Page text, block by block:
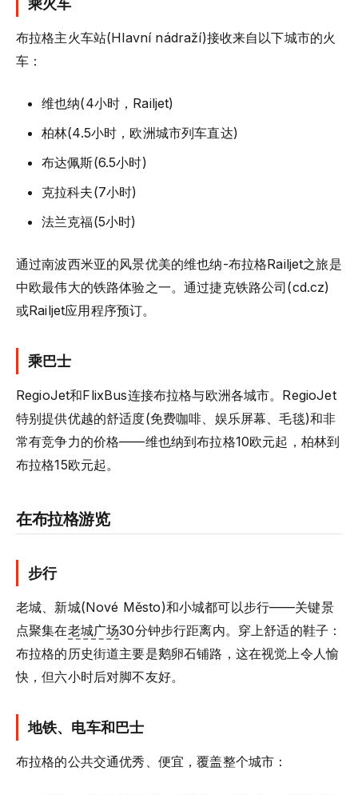
布拉格主火车站(Hlavní nádraží)接收来自以下城市的火
车：
维也纳(4小时，Railjet)
柏林(4.5小时，欧洲城市列车直达)
布达佩斯(6.5小时)
克拉科夫(7小时)
法兰克福(5小时)
通过南波西米亚的风景优美的维也纳-布拉格Railjet之旅是
中欧最伟大的铁路体验之一。通过捷克铁路公司(cd.cz)
或Railjet应用程序预订。
乘巴士
RegioJet和FlixBus连接布拉格与欧洲各城市。RegioJet
特别提供优越的舒适度(免费咖啡、娱乐屏幕、毛毯)和非
常有竞争力的价格——维也纳到布拉格10欧元起，柏林到
布拉格15欧元起。
在布拉格游览
步行
老城、新城(Nové Město)和小城都可以步行——关键景
点聚集在老城广场30分钟步行距离内。穿上舒适的鞋子：
布拉格的历史街道主要是鹅卵石铺路，这在视觉上令人愉
快，但六小时后对脚不友好。
地铁、电车和巴士
布拉格的公共交通优秀、便宜，覆盖整个城市：